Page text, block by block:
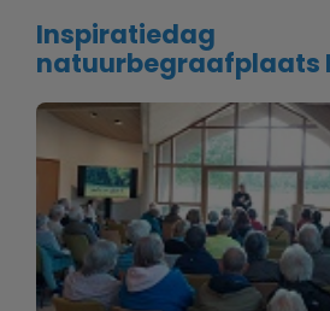
Inspiratiedag
natuurbegraafplaats